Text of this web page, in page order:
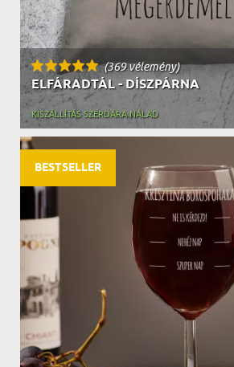
(369 vélemény)
ELFÁRADTÁL - DÍSZPÁRNA
KISZÁLLÍTÁS SZERDÁRA NÁLAD
BESTSELLER